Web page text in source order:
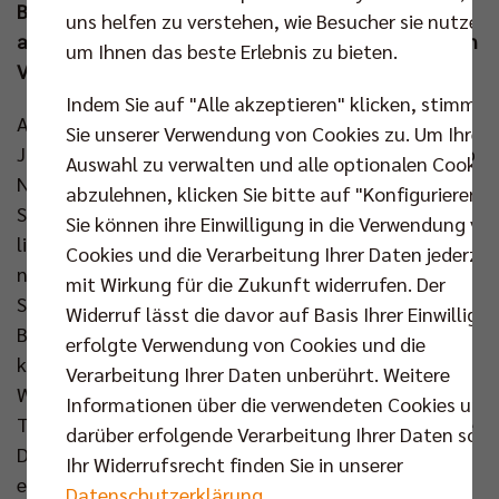
Berliner am Sonntagabend (15. Sep um 18.00 Uhr)
auf den Sieger der Partie Helios Grizzlys Giesen gegen
VfB Friedrichshafen.
Aus seinem erlesenen Kreis an Mittelblockern berief
Joel Banks im zweiten Spiel beim 1KOMMA5° Ligacup
Nehemiah Mote und Matthew Knigge in die
Startformation, welche er ansonsten unverändert
ließ. Gewohnt zügig brachte Hannes Tille gegen das
neuformierte Team der SVG Lüneburg die beiden
Schnellangreifer in die Partie (5:2). Nachdem die
Berliner am Vortag gegen Karlsruhe kein Ass
kassierten, servierte Lüneburgs neuer Zuspieler
Wright das erste gegen die Hauptstädter in diesem
Turnier (8:7). In der Block-Feldabwehr arbeiteten Kyle
Dagostino & Co ordentlich, aber es fehlte noch an
entscheidendem Aufschlagdruck. Nach zwei
uns helfen zu verstehen, wie Besucher sie nutzen,
um Ihnen das beste Erlebnis zu bieten.
Indem Sie auf "Alle akzeptieren" klicken, stimmen
Sie unserer Verwendung von Cookies zu. Um Ihre
Auswahl zu verwalten und alle optionalen Cookies
abzulehnen, klicken Sie bitte auf "Konfigurieren".
Sie können ihre Einwilligung in die Verwendung
Cookies und die Verarbeitung Ihrer Daten
mit Wirkung für die Zukunft widerrufen. Der
Widerruf lässt die davor auf Basis Ihrer
erfolgte Verwendung von Cookies und die
Verarbeitung Ihrer Daten unberührt. Weitere
Informationen über die verwendeten Cookies und
darüber erfolgende Verarbeitung Ihrer Daten
Ihr Widerrufsrecht finden Sie in unserer
Datenschutzerklärung.